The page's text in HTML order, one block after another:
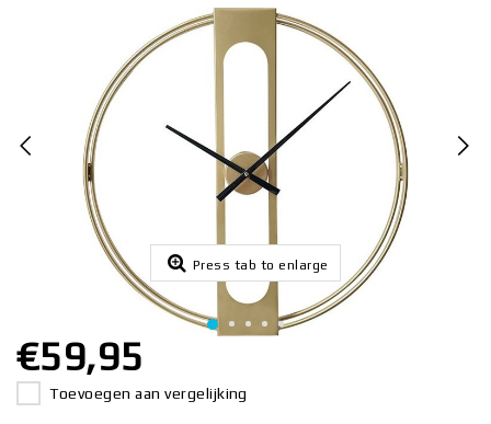
Press tab to enlarge
€59,95
Toevoegen aan vergelijking